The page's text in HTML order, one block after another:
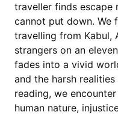
traveller finds escape
cannot put down. We
travelling from Kabul,
strangers on an
fades into a vivid
and the harsh
reading, we
human nature,